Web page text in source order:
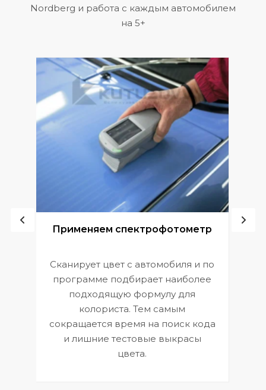
Nordberg и работа с каждым автомобилем
на 5+
Применяем спектрофотометр
Сканирует цвет с автомобиля и по
программе подбирает наиболее
подходящую формулу для
колориста. Тем самым
сокращается время на поиск кода
и лишние тестовые выкрасы
цвета.